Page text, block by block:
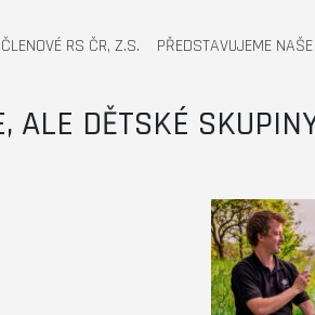
ČLENOVÉ RS ČR, Z.S. PŘEDSTAVUJEME
ALE DĚTSKÉ